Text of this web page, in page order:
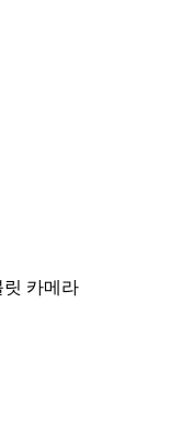
릿 카메라